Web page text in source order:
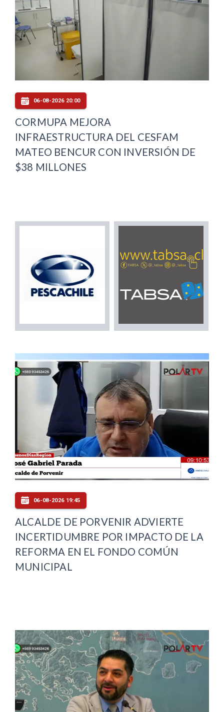
06-08-2026 20:00
CORMUPA MEJORA
INFRAESTRUCTURA DEL CESFAM
MATEO BENCUR CON INVERSIÓN DE
$38 MILLONES
06-08-2026 19:45
ALCALDE DE PORVENIR ADVIERTE
INCERTIDUMBRE POR IMPACTO DE LA
REFORMA EN EL FONDO COMÚN
MUNICIPAL